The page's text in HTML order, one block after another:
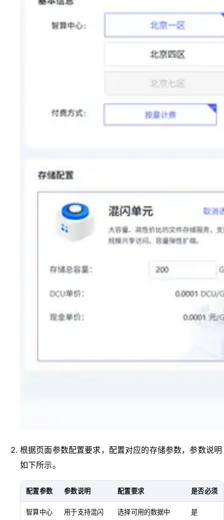
根据页面参数配置要求，配置对应的存储参数，参数说明
如下所示。
配置参数 参数说明 配置要求 是否必须
智算中心
用于支持混闪
选择可用的数据中
是